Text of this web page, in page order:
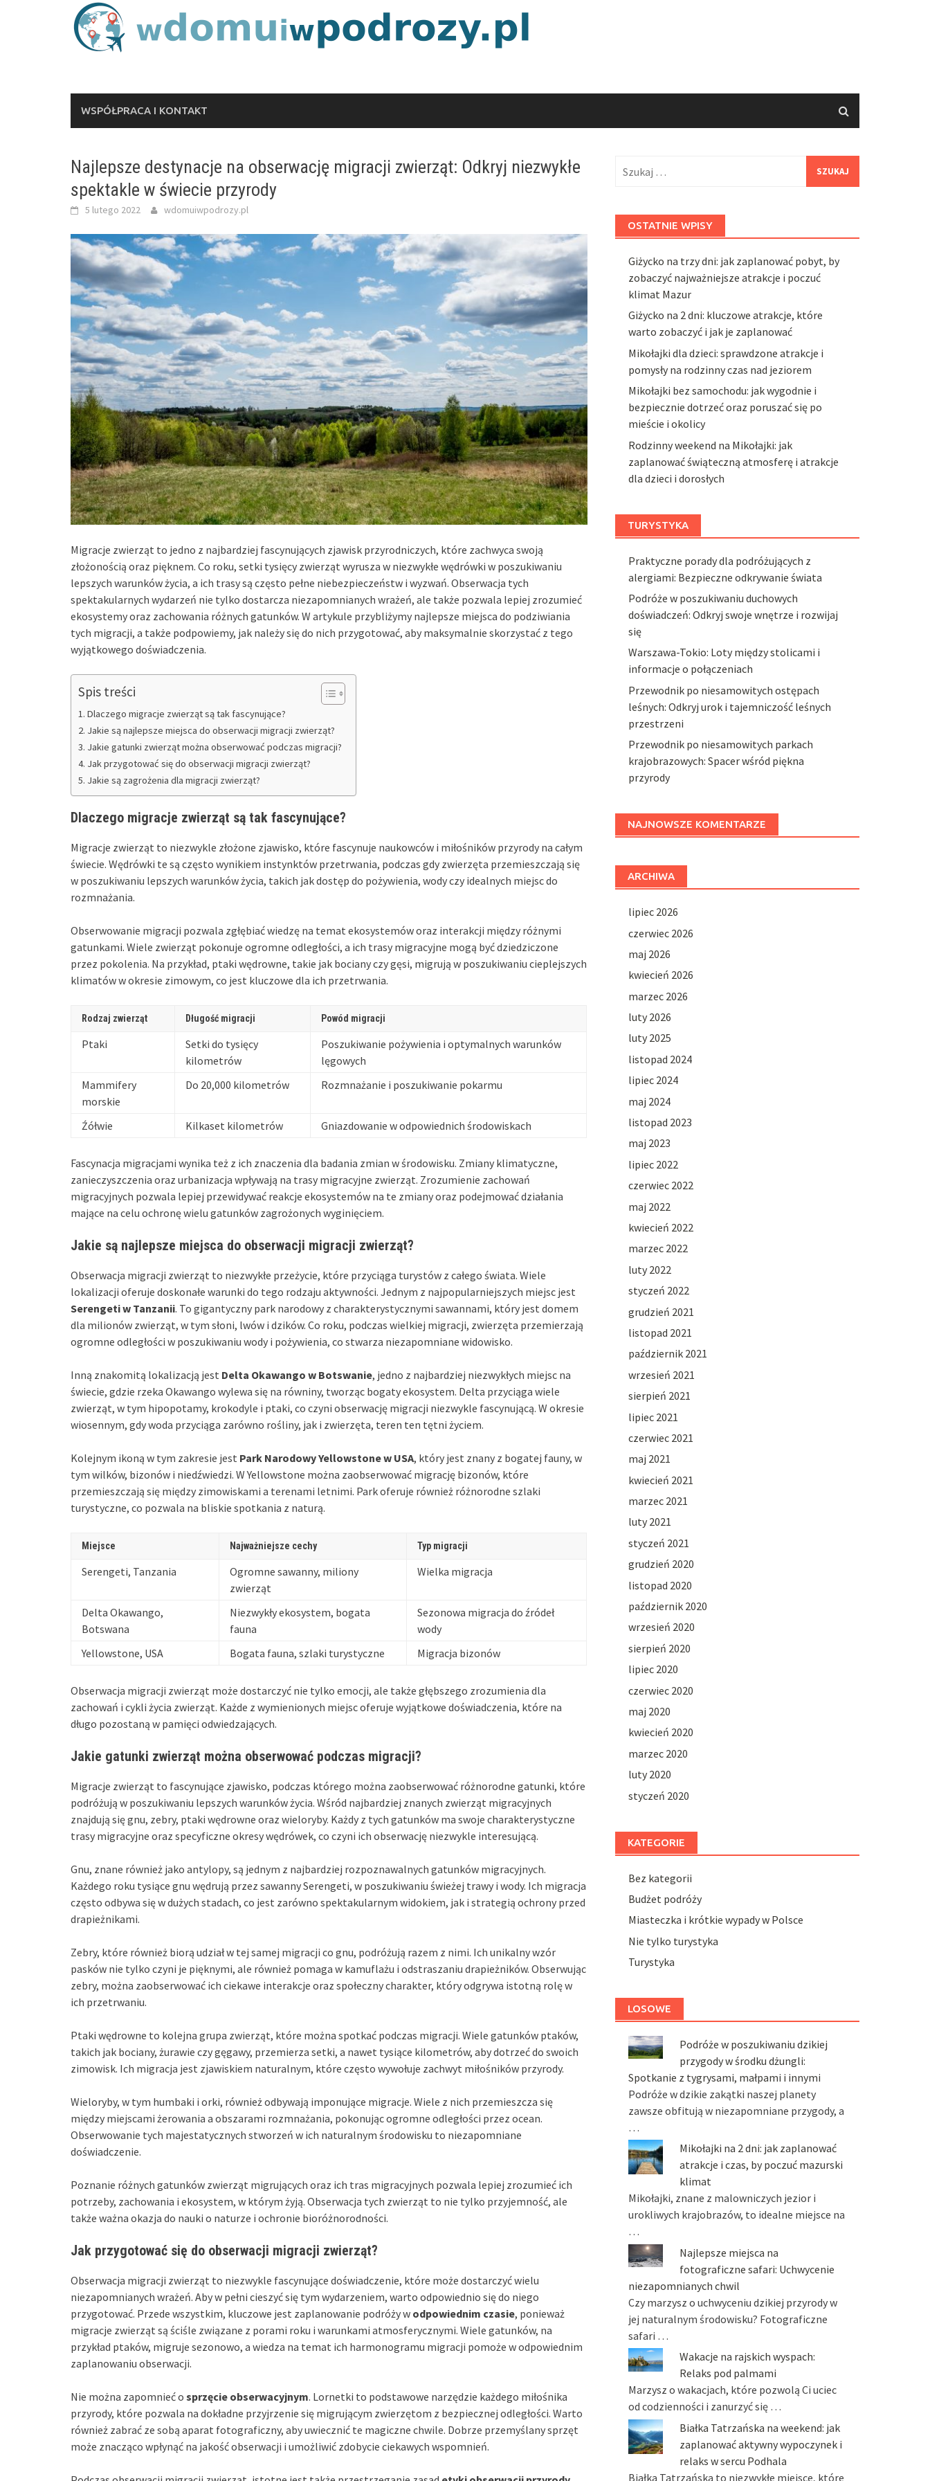
WSPÓŁPRACA I KONTAKT
Najlepsze destynacje na obserwację migracji zwierząt: Odkryj niezwykłe
spektakle w świecie przyrody
5 lutego 2022 wdomuiwpodrozy.pl
Migracje zwierząt to jedno z najbardziej fascynujących zjawisk przyrodniczych, które zachwyca swoją
złożonością oraz pięknem. Co roku, setki tysięcy zwierząt wyrusza w niezwykłe wędrówki w poszukiwaniu
lepszych warunków życia, a ich trasy są często pełne niebezpieczeństw i wyzwań. Obserwacja tych
spektakularnych wydarzeń nie tylko dostarcza niezapomnianych wrażeń, ale także pozwala lepiej zrozumieć
ekosystemy oraz zachowania różnych gatunków. W artykule przybliżymy najlepsze miejsca do podziwiania
tych migracji, a także podpowiemy, jak należy się do nich przygotować, aby maksymalnie skorzystać z tego
wyjątkowego doświadczenia.
Spis treści
Dlaczego migracje zwierząt są tak fascynujące?
Jakie są najlepsze miejsca do obserwacji migracji zwierząt?
Jakie gatunki zwierząt można obserwować podczas migracji?
Jak przygotować się do obserwacji migracji zwierząt?
Jakie są zagrożenia dla migracji zwierząt?
Dlaczego migracje zwierząt są tak fascynujące?
Migracje zwierząt to niezwykle złożone zjawisko, które fascynuje naukowców i miłośników przyrody na całym
świecie. Wędrówki te są często wynikiem instynktów przetrwania, podczas gdy zwierzęta przemieszczają się
w poszukiwaniu lepszych warunków życia, takich jak dostęp do pożywienia, wody czy idealnych miejsc do
rozmnażania.
Obserwowanie migracji pozwala zgłębiać wiedzę na temat ekosystemów oraz interakcji między różnymi
gatunkami. Wiele zwierząt pokonuje ogromne odległości, a ich trasy migracyjne mogą być dziedziczone
przez pokolenia. Na przykład, ptaki wędrowne, takie jak bociany czy gęsi, migrują w poszukiwaniu cieplejszych
klimatów w okresie zimowym, co jest kluczowe dla ich przetrwania.
Rodzaj zwierząt Długość migracji Powód migracji
Ptaki
Setki do tysięcy
kilometrów
Poszukiwanie pożywienia i optymalnych warunków
lęgowych
Mammifery
morskie
Do 20,000 kilometrów Rozmnażanie i poszukiwanie pokarmu
Źółwie Kilkaset kilometrów Gniazdowanie w odpowiednich środowiskach
Fascynacja migracjami wynika też z ich znaczenia dla badania zmian w środowisku. Zmiany klimatyczne,
zanieczyszczenia oraz urbanizacja wpływają na trasy migracyjne zwierząt. Zrozumienie zachowań
migracyjnych pozwala lepiej przewidywać reakcje ekosystemów na te zmiany oraz podejmować działania
mające na celu ochronę wielu gatunków zagrożonych wyginięciem.
Jakie są najlepsze miejsca do obserwacji migracji zwierząt?
Obserwacja migracji zwierząt to niezwykłe przeżycie, które przyciąga turystów z całego świata. Wiele
lokalizacji oferuje doskonałe warunki do tego rodzaju aktywności. Jednym z najpopularniejszych miejsc jest
Serengeti w Tanzanii. To gigantyczny park narodowy z charakterystycznymi sawannami, który jest domem
dla milionów zwierząt, w tym słoni, lwów i dzików. Co roku, podczas wielkiej migracji, zwierzęta przemierzają
ogromne odległości w poszukiwaniu wody i pożywienia, co stwarza niezapomniane widowisko.
Inną znakomitą lokalizacją jest Delta Okawango w Botswanie, jedno z najbardziej niezwykłych miejsc na
świecie, gdzie rzeka Okawango wylewa się na równiny, tworząc bogaty ekosystem. Delta przyciąga wiele
zwierząt, w tym hipopotamy, krokodyle i ptaki, co czyni obserwację migracji niezwykle fascynującą. W okresie
wiosennym, gdy woda przyciąga zarówno rośliny, jak i zwierzęta, teren ten tętni życiem.
Kolejnym ikoną w tym zakresie jest Park Narodowy Yellowstone w USA, który jest znany z bogatej fauny, w
tym wilków, bizonów i niedźwiedzi. W Yellowstone można zaobserwować migrację bizonów, które
przemieszczają się między zimowiskami a terenami letnimi. Park oferuje również różnorodne szlaki
turystyczne, co pozwala na bliskie spotkania z naturą.
Miejsce Najważniejsze cechy Typ migracji
Serengeti, Tanzania
Ogromne sawanny, miliony
zwierząt
Wielka migracja
Delta Okawango,
Botswana
Niezwykły ekosystem, bogata
fauna
Sezonowa migracja do źródeł
wody
Yellowstone, USA
Bogata fauna, szlaki turystyczne Migracja bizonów
Obserwacja migracji zwierząt może dostarczyć nie tylko emocji, ale także głębszego zrozumienia dla
zachowań i cykli życia zwierząt. Każde z wymienionych miejsc oferuje wyjątkowe doświadczenia, które na
długo pozostaną w pamięci odwiedzających.
Jakie gatunki zwierząt można obserwować podczas migracji?
Migracje zwierząt to fascynujące zjawisko, podczas którego można zaobserwować różnorodne gatunki, które
podróżują w poszukiwaniu lepszych warunków życia. Wśród najbardziej znanych zwierząt migracyjnych
znajdują się gnu, zebry, ptaki wędrowne oraz wieloryby. Każdy z tych gatunków ma swoje charakterystyczne
trasy migracyjne oraz specyficzne okresy wędrówek, co czyni ich obserwację niezwykle interesującą.
Gnu, znane również jako antylopy, są jednym z najbardziej rozpoznawalnych gatunków migracyjnych.
Każdego roku tysiące gnu wędrują przez sawanny Serengeti, w poszukiwaniu świeżej trawy i wody. Ich migracja
często odbywa się w dużych stadach, co jest zarówno spektakularnym widokiem, jak i strategią ochrony przed
drapieżnikami.
Zebry, które również biorą udział w tej samej migracji co gnu, podróżują razem z nimi. Ich unikalny wzór
pasków nie tylko czyni je pięknymi, ale również pomaga w kamuflażu i odstraszaniu drapieżników. Obserwując
zebry, można zaobserwować ich ciekawe interakcje oraz społeczny charakter, który odgrywa istotną rolę w
ich przetrwaniu.
Ptaki wędrowne to kolejna grupa zwierząt, które można spotkać podczas migracji. Wiele gatunków ptaków,
takich jak bociany, żurawie czy gęgawy, przemierza setki, a nawet tysiące kilometrów, aby dotrzeć do swoich
zimowisk. Ich migracja jest zjawiskiem naturalnym, które często wywołuje zachwyt miłośników przyrody.
Wieloryby, w tym humbaki i orki, również odbywają imponujące migracje. Wiele z nich przemieszcza się
między miejscami żerowania a obszarami rozmnażania, pokonując ogromne odległości przez ocean.
Obserwowanie tych majestatycznych stworzeń w ich naturalnym środowisku to niezapomniane
doświadczenie.
Poznanie różnych gatunków zwierząt migrujących oraz ich tras migracyjnych pozwala lepiej zrozumieć ich
potrzeby, zachowania i ekosystem, w którym żyją. Obserwacja tych zwierząt to nie tylko przyjemność, ale
także ważna okazja do nauki o naturze i ochronie bioróżnorodności.
Jak przygotować się do obserwacji migracji zwierząt?
Obserwacja migracji zwierząt to niezwykle fascynujące doświadczenie, które może dostarczyć wielu
niezapomnianych wrażeń. Aby w pełni cieszyć się tym wydarzeniem, warto odpowiednio się do niego
przygotować. Przede wszystkim, kluczowe jest zaplanowanie podróży w odpowiednim czasie, ponieważ
migracje zwierząt są ściśle związane z porami roku i warunkami atmosferycznymi. Wiele gatunków, na
przykład ptaków, migruje sezonowo, a wiedza na temat ich harmonogramu migracji pomoże w odpowiednim
zaplanowaniu obserwacji.
Nie można zapomnieć o sprzęcie obserwacyjnym. Lornetki to podstawowe narzędzie każdego miłośnika
przyrody, które pozwala na dokładne przyjrzenie się migrującym zwierzętom z bezpiecznej odległości. Warto
również zabrać ze sobą aparat fotograficzny, aby uwiecznić te magiczne chwile. Dobrze przemyślany sprzęt
może znacząco wpłynąć na jakość obserwacji i umożliwić zdobycie ciekawych wspomnień.
OSTATNIE WPISY
Giżycko na trzy dni: jak zaplanować pobyt, by
zobaczyć najważniejsze atrakcje i poczuć
klimat Mazur
Giżycko na 2 dni: kluczowe atrakcje, które
warto zobaczyć i jak je zaplanować
Mikołajki dla dzieci: sprawdzone atrakcje i
pomysły na rodzinny czas nad jeziorem
Mikołajki bez samochodu: jak wygodnie i
bezpiecznie dotrzeć oraz poruszać się po
mieście i okolicy
Rodzinny weekend na Mikołajki: jak
zaplanować świąteczną atmosferę i atrakcje
dla dzieci i dorosłych
TURYSTYKA
Praktyczne porady dla podróżujących z
alergiami: Bezpieczne odkrywanie świata
Podróże w poszukiwaniu duchowych
doświadczeń: Odkryj swoje wnętrze i rozwijaj
się
Warszawa-Tokio: Loty między stolicami i
informacje o połączeniach
Przewodnik po niesamowitych ostępach
leśnych: Odkryj urok i tajemniczość leśnych
przestrzeni
Przewodnik po niesamowitych parkach
krajobrazowych: Spacer wśród piękna
przyrody
NAJNOWSZE KOMENTARZE
ARCHIWA
lipiec 2026
czerwiec 2026
maj 2026
kwiecień 2026
marzec 2026
luty 2026
luty 2025
listopad 2024
lipiec 2024
maj 2024
listopad 2023
maj 2023
lipiec 2022
czerwiec 2022
maj 2022
kwiecień 2022
marzec 2022
luty 2022
styczeń 2022
grudzień 2021
listopad 2021
październik 2021
wrzesień 2021
sierpień 2021
lipiec 2021
czerwiec 2021
maj 2021
kwiecień 2021
marzec 2021
luty 2021
styczeń 2021
grudzień 2020
listopad 2020
październik 2020
wrzesień 2020
sierpień 2020
lipiec 2020
czerwiec 2020
maj 2020
kwiecień 2020
marzec 2020
luty 2020
styczeń 2020
KATEGORIE
Bez kategorii
Budżet podróży
Miasteczka i krótkie wypady w Polsce
Nie tylko turystyka
Turystyka
LOSOWE
Podróże w poszukiwaniu dzikiej
przygody w środku dżungli:
Spotkanie z tygrysami, małpami i innymi
Podróże w dzikie zakątki naszej planety
zawsze obfitują w niezapomniane przygody, a
…
Mikołajki na 2 dni: jak zaplanować
atrakcje i czas, by poczuć mazurski
klimat
Mikołajki, znane z malowniczych jezior i
urokliwych krajobrazów, to idealne miejsce na
…
Najlepsze miejsca na
fotograficzne safari: Uchwycenie
niezapomnianych chwil
Czy marzysz o uchwyceniu dzikiej przyrody w
jej naturalnym środowisku? Fotograficzne
safari …
Wakacje na rajskich wyspach:
Relaks pod palmami
Marzysz o wakacjach, które pozwolą Ci uciec
od codzienności i zanurzyć się …
Białka Tatrzańska na weekend: jak
zaplanować aktywny wypoczynek i
relaks w sercu Podhala
Białka Tatrzańska to niezwykłe miejsce, które